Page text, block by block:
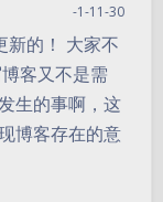
-1-11-30
新的！ 大家不
客又不是需
生的事啊，这
博客存在的意